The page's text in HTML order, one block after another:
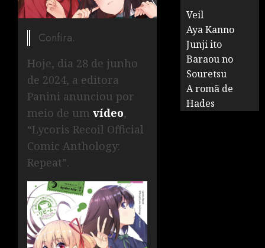
Confira.
Hoje, dia 28 de junho
de 2024, a editora
Panini anunciou por
meio de um vídeo,
“Lycoris Recoil Official
Comic Anthology:
Repeat”.
Veil
Aya Kanno
Junji ito
Baraou no
Souretsu
A romã de
Hades